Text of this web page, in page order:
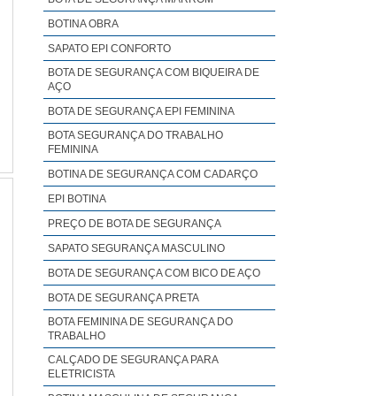
BOTINA OBRA
SAPATO EPI CONFORTO
BOTA DE SEGURANÇA COM BIQUEIRA DE
AÇO
BOTA DE SEGURANÇA EPI FEMININA
BOTA SEGURANÇA DO TRABALHO
FEMININA
BOTINA DE SEGURANÇA COM CADARÇO
EPI BOTINA
PREÇO DE BOTA DE SEGURANÇA
SAPATO SEGURANÇA MASCULINO
BOTA DE SEGURANÇA COM BICO DE AÇO
BOTA DE SEGURANÇA PRETA
BOTA FEMININA DE SEGURANÇA DO
TRABALHO
CALÇADO DE SEGURANÇA PARA
ELETRICISTA